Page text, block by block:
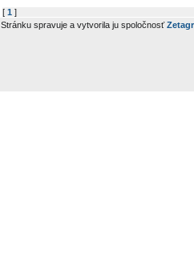
[ 1 ]
Stránku spravuje a vytvorila ju spoločnosť